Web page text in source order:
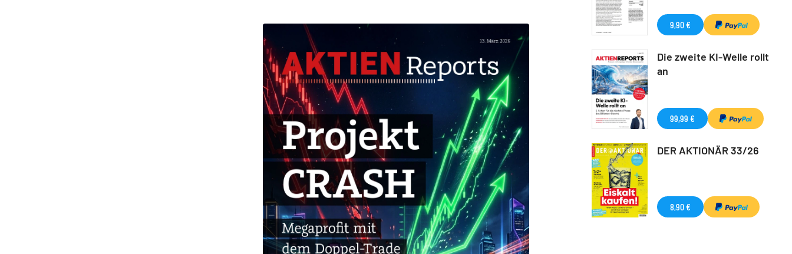
9,90 €
Die zweite KI-Welle rollt
an
99,99 €
DER AKTIONÄR 33/26
8,90 €